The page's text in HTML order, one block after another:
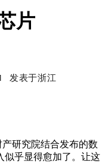
片
发表于浙江
研究院结合发布的数
似乎显得愈加了。让这